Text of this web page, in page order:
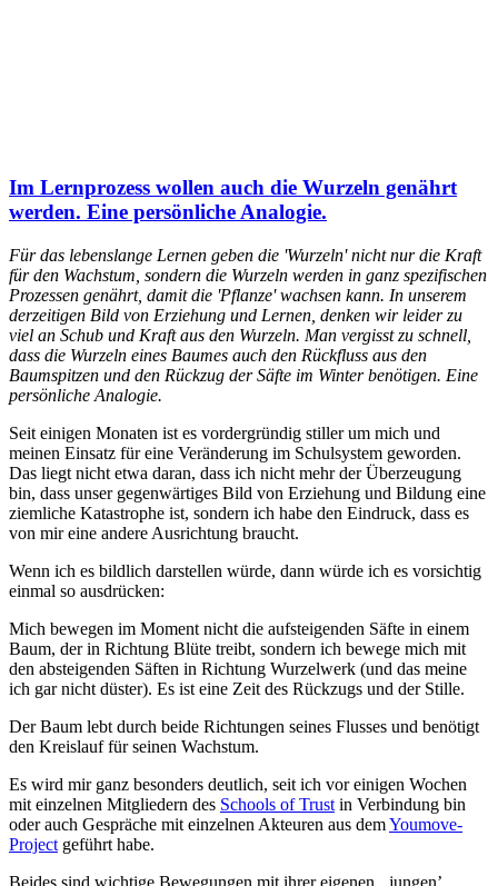
Im Lernprozess wollen auch die Wurzeln genährt
werden. Eine persönliche Analogie.
Für das lebenslange Lernen geben die 'Wurzeln' nicht nur die Kraft
für den Wachstum, sondern die Wurzeln werden in ganz spezifischen
Prozessen genährt, damit die 'Pflanze' wachsen kann. In unserem
derzeitigen Bild von Erziehung und Lernen, denken wir leider zu
viel an Schub und Kraft aus den Wurzeln. Man vergisst zu schnell,
dass die Wurzeln eines Baumes auch den Rückfluss aus den
Baumspitzen und den Rückzug der Säfte im Winter benötigen. Eine
persönliche Analogie.
Seit einigen Monaten ist es vordergründig stiller um mich und
meinen Einsatz für eine Veränderung im Schulsystem geworden.
Das liegt nicht etwa daran, dass ich nicht mehr der Überzeugung
bin, dass unser gegenwärtiges Bild von Erziehung und Bildung eine
ziemliche Katastrophe ist, sondern ich habe den Eindruck, dass es
von mir eine andere Ausrichtung braucht.
Wenn ich es bildlich darstellen würde, dann würde ich es vorsichtig
einmal so ausdrücken:
Mich bewegen im Moment nicht die aufsteigenden Säfte in einem
Baum, der in Richtung Blüte treibt, sondern ich bewege mich mit
den absteigenden Säften in Richtung Wurzelwerk (und das meine
ich gar nicht düster). Es ist eine Zeit des Rückzugs und der Stille.
Der Baum lebt durch beide Richtungen seines Flusses und benötigt
den Kreislauf für seinen Wachstum.
Es wird mir ganz besonders deutlich, seit ich vor einigen Wochen
mit einzelnen Mitgliedern des Schools of Trust in Verbindung bin
oder auch Gespräche mit einzelnen Akteuren aus demYoumove-
Project geführt habe.
Beides sind wichtige Bewegungen mit ihrer eigenen, ‚jungen’